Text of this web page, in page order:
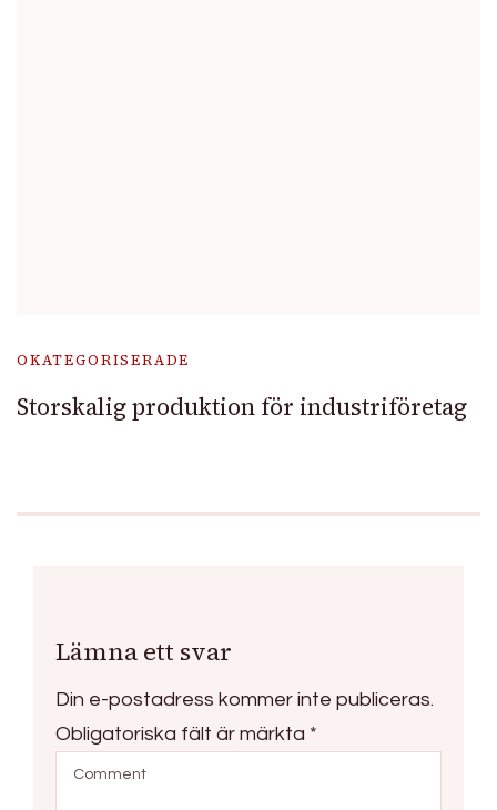
OKATEGORISERADE
Storskalig produktion för industriföretag
Lämna ett svar
Din e-postadress kommer inte publiceras.
Obligatoriska fält är märkta *